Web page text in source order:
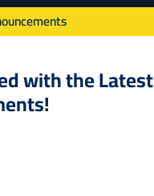
with the Latest